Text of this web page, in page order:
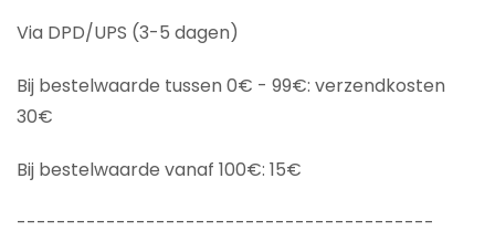
Via DPD/UPS (3-5 dagen)
Bij bestelwaarde tussen 0€ - 99€: verzendkosten
30€
Bij bestelwaarde vanaf 100€: 15€
------------------------------------------